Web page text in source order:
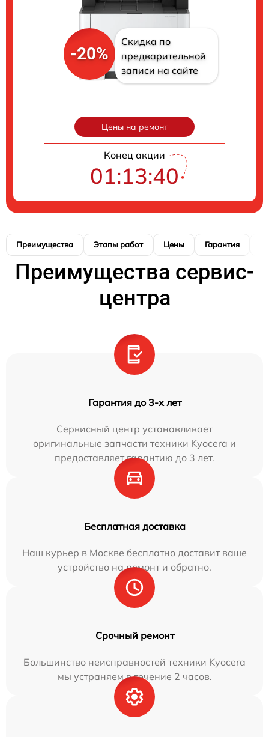
-20%
Скидка по
предварительной
записи на сайте
Цены на ремонт
Конец акции
01:13:39
Преимущества Этапы работ Цены Гарантия
Преимущества сервис-
центра
Гарантия до 3-х лет
Сервисный центр устанавливает
оригинальные запчасти техники Kyocera и
предоставляет гарантию до 3 лет.
Бесплатная доставка
Наш курьер в Москве бесплатно доставит ваше
устройство на ремонт и обратно.
Срочный ремонт
Большинство неисправностей техники Kyocera
мы устраняем в течение 2 часов.